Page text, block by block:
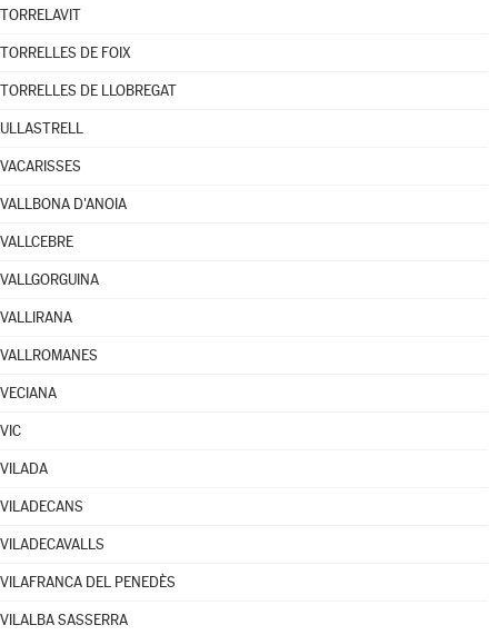
TORRELAVIT
TORRELLES DE FOIX
TORRELLES DE LLOBREGAT
ULLASTRELL
VACARISSES
VALLBONA D'ANOIA
VALLCEBRE
VALLGORGUINA
VALLIRANA
VALLROMANES
VECIANA
VIC
VILADA
VILADECANS
VILADECAVALLS
VILAFRANCA DEL PENEDÈS
VILALBA SASSERRA